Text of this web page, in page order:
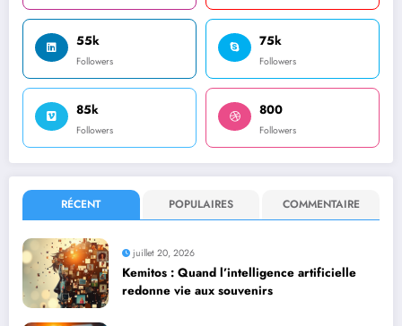
55k
Followers
75k
Followers
85k
Followers
800
Followers
RÉCENT POPULAIRES COMMENTAIRE
juillet 20, 2026
Kemitos : Quand l’intelligence artificielle
redonne vie aux souvenirs